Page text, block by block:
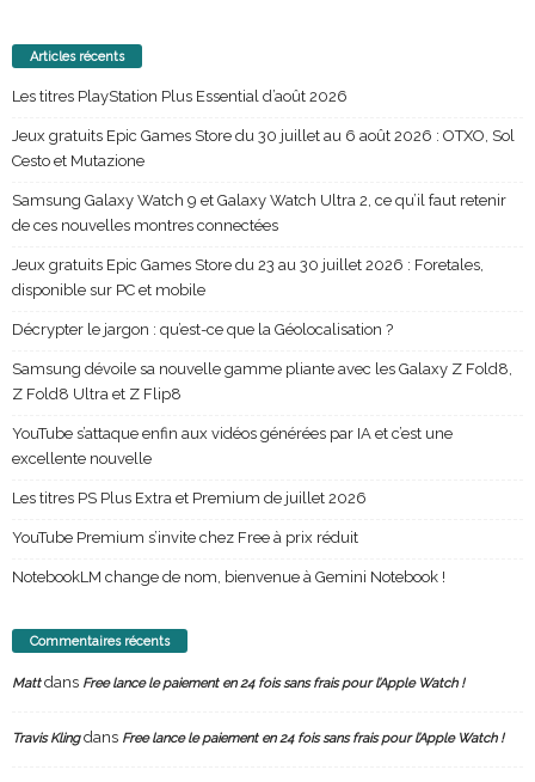
Articles récents
Les titres PlayStation Plus Essential d’août 2026
Jeux gratuits Epic Games Store du 30 juillet au 6 août 2026 : OTXO, Sol
Cesto et Mutazione
Samsung Galaxy Watch 9 et Galaxy Watch Ultra 2, ce qu’il faut retenir
de ces nouvelles montres connectées
Jeux gratuits Epic Games Store du 23 au 30 juillet 2026 : Foretales,
disponible sur PC et mobile
Décrypter le jargon : qu’est-ce que la Géolocalisation ?
Samsung dévoile sa nouvelle gamme pliante avec les Galaxy Z Fold8,
Z Fold8 Ultra et Z Flip8
YouTube s’attaque enfin aux vidéos générées par IA et c’est une
excellente nouvelle
Les titres PS Plus Extra et Premium de juillet 2026
YouTube Premium s’invite chez Free à prix réduit
NotebookLM change de nom, bienvenue à Gemini Notebook !
Commentaires récents
Mattdans Free lance le paiement en 24 fois sans frais pour l’Apple Watch !
Travis Klingdans Free lance le paiement en 24 fois sans frais pour l’Apple Watch !